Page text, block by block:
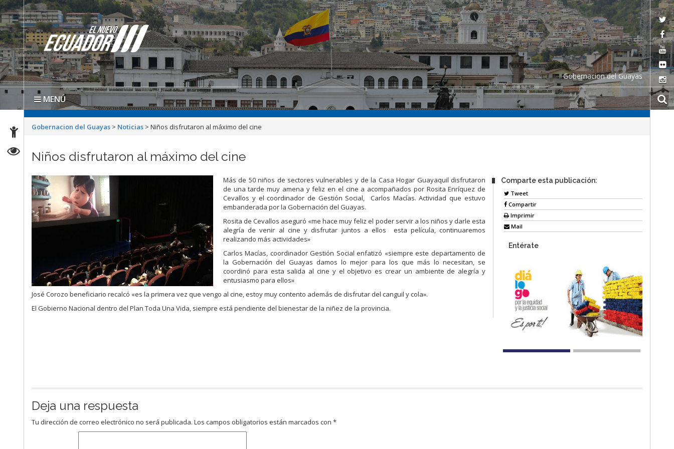
Gobernacion del Guayas
MENÚ
Gobernacion del Guayas > Noticias >Niños disfrutaron al máximo del cine
Niños disfrutaron al máximo del cine
Más de 50 niños de sectores vulnerables y de la Casa Hogar Guayaquil disfrutaron
de una tarde muy amena y feliz en el cine a acompañados por Rosita Enríquez de
Cevallos y el coordinador de Gestión Social, Carlos Macías. Actividad que estuvo
embanderada por la Gobernación del Guayas.
Rosita de Cevallos aseguró «me hace muy feliz el poder servir a los niños y darle esta
alegría de venir al cine y disfrutar juntos a ellos esta película, continuaremos
realizando más actividades»
Carlos Macías, coordinador Gestión Social enfatizó «siempre este departamento de
la Gobernación del Guayas damos lo mejor para los que más lo necesitan, se
coordinó para esta salida al cine y el objetivo es crear un ambiente de alegría y
entusiasmo para ellos»
José Corozo beneficiario recalcó «es la primera vez que vengo al cine, estoy muy contento además de disfrutar del canguil y cola».
El Gobierno Nacional dentro del Plan Toda Una Vida, siempre está pendiente del bienestar de la niñez de la provincia.
Comparte esta publicación:
Tweet
Compartir
Imprimir
Mail
Entérate
Deja una respuesta
Tu dirección de correo electrónico no será publicada. Los campos obligatorios están marcados con*